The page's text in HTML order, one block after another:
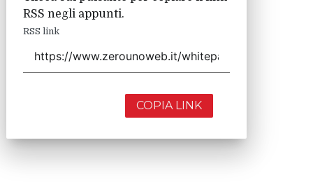
RSS negli appunti.
RSS link
COPIA LINK